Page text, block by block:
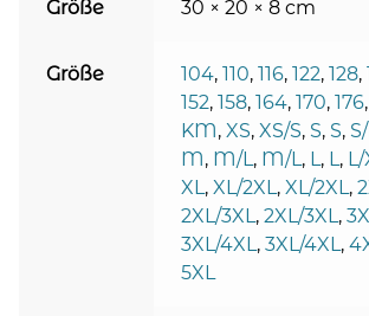
Größe 30 × 20 × 8 cm
Größe 104, 110, 116, 122, 128,
152, 158, 164, 170, 176,
KM, XS, XS/S, S, S,
M, M/L, M/L, L, L,
XL, XL/2XL, XL/2XL,
2XL/3XL, 2XL/3XL,
3XL/4XL, 3XL/4XL,
5XL